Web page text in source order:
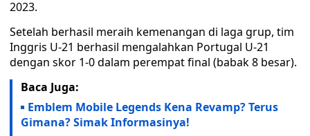
2023.
Setelah berhasil meraih kemenangan di laga grup, tim
Inggris U-21 berhasil mengalahkan Portugal U-21
dengan skor 1-0 dalam perempat final (babak 8 besar).
Baca Juga:
Emblem Mobile Legends Kena Revamp? Terus
Gimana? Simak Informasinya!